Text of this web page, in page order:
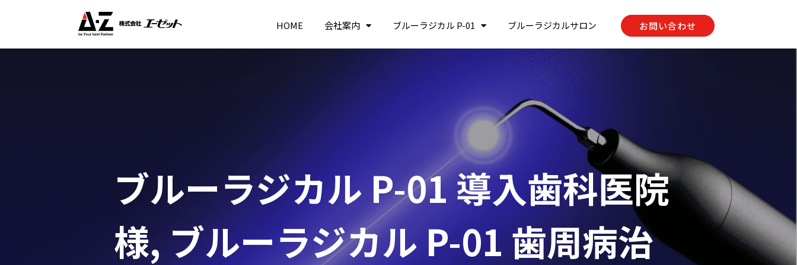
HOME 会社案内 ブルーラジカル P-01 ブルーラジカルサロン お問い合わせ
ブルーラジカル P-01 導入歯科医院
様,ブルーラジカル P-01 歯周病治